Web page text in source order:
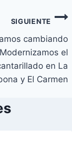
SIGUIENTE
cambiando
el
en La
y El Carmen